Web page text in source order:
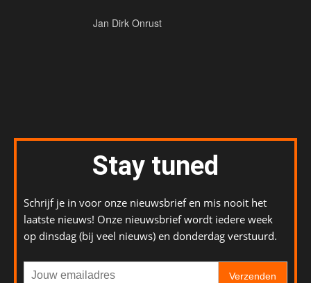
Jan Dirk Onrust
Stay tuned
Schrijf je in voor onze nieuwsbrief en mis nooit het
laatste nieuws! Onze nieuwsbrief wordt iedere week
op dinsdag (bij veel nieuws) en donderdag verstuurd.
Verzenden